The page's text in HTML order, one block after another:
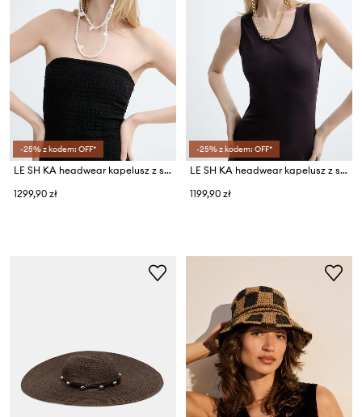
-25% z kodem: OFF*
LE SH KA headwear kapelusz z szerokim rondem damski pleciony SEASHEEL LONDON
1299,90 zł
-25% z kodem: OFF*
LE SH KA headwear kapelusz z szerokim rondem damski wełniany Brown Cowboy
1199,90 zł